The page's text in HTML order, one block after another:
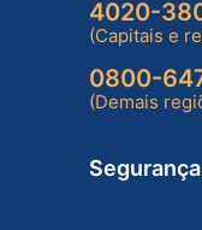
4020-
(Capitais e
0800-
(Demais
Segurança